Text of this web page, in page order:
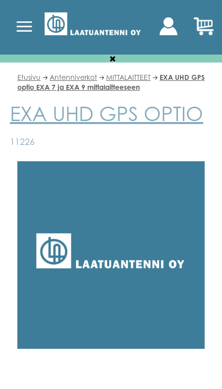
Etusivu 🡢 Antenniverkot 🡢 MITTALAITTEET 🡢 EXA UHD GPS
optio EXA 7 ja EXA 9 mittalaitteeseen
EXA UHD GPS OPTIO
11226